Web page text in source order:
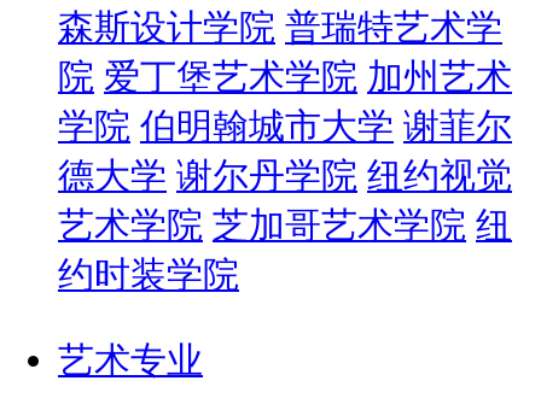
森斯设计学院 普瑞特艺术学
院 爱丁堡艺术学院 加州艺术
学院 伯明翰城市大学 谢菲尔
德大学 谢尔丹学院 纽约视觉
艺术学院 芝加哥艺术学院 纽
约时装学院
艺术专业